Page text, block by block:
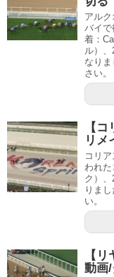
アル
バイで
着：
ル）
なり
さい。
【
リメ
コリ
われ
ク）
りま
い。
【
動画